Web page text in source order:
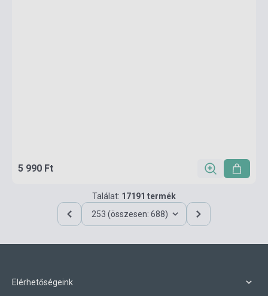
5 990 Ft
Találat: 17191 termék
253 (összesen: 688)
Elérhetőségeink